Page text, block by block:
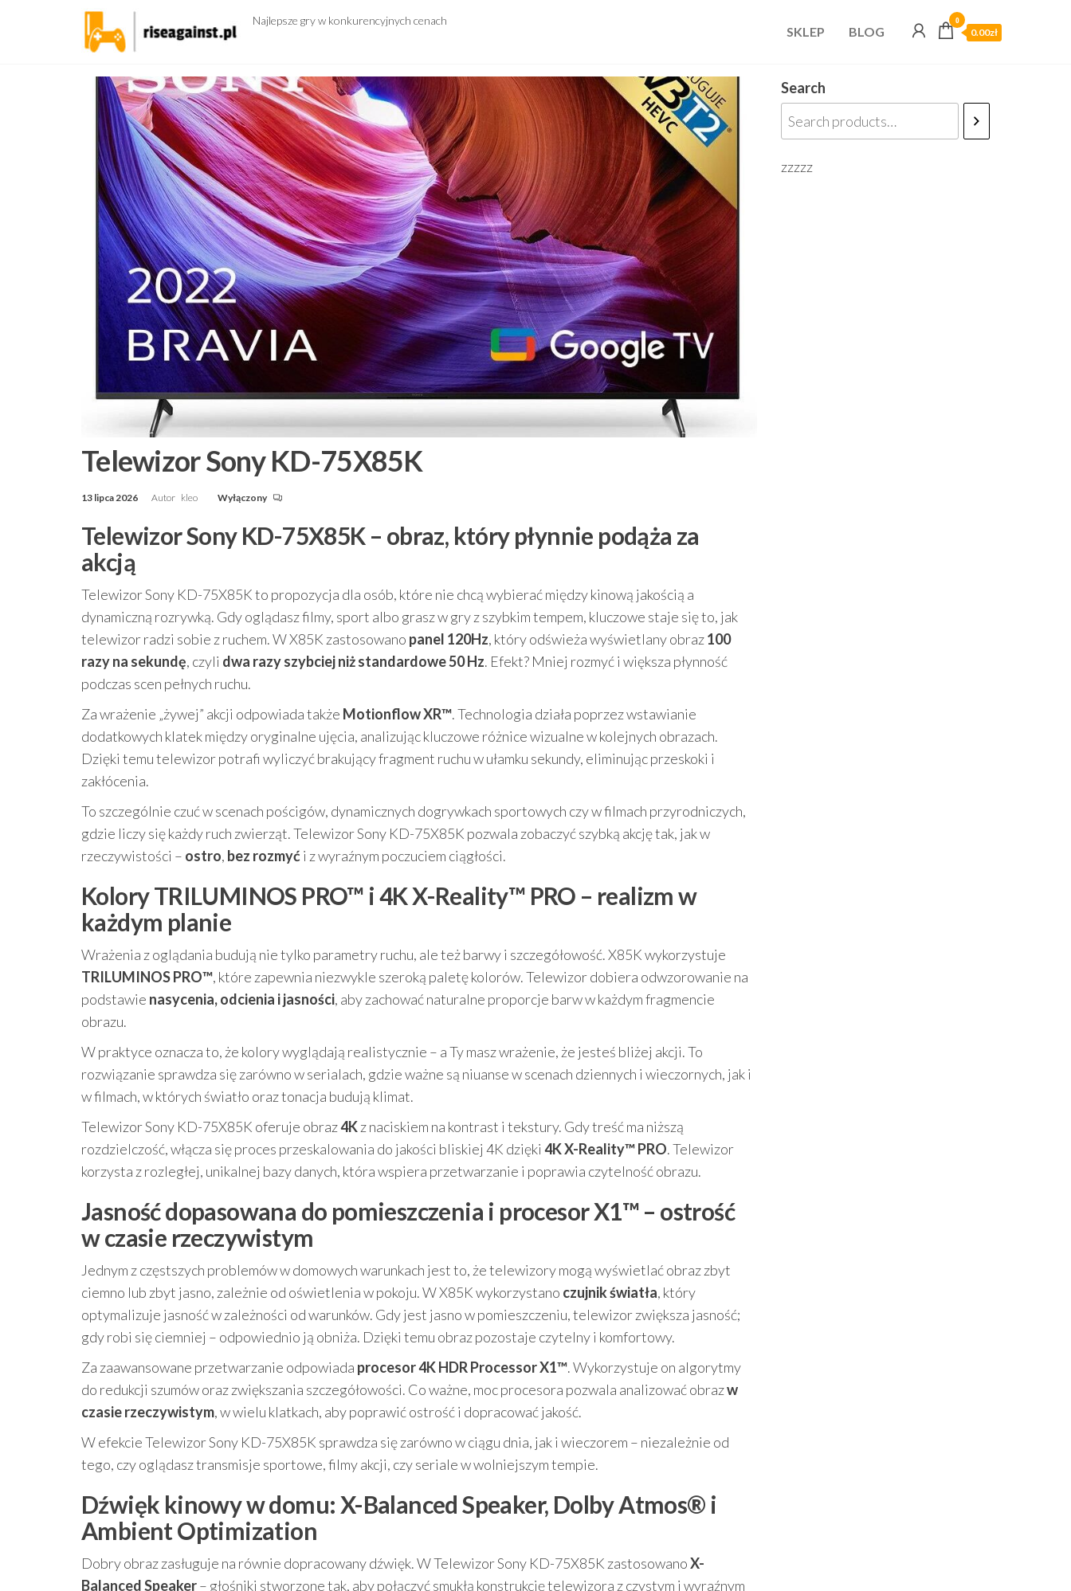
Najlepsze gry w konkurencyjnych cenach
SKLEP BLOG
0
0.00zł
Telewizor Sony KD-75X85K
13 lipca 2026 Autor kleo Wyłączony
Telewizor Sony KD-75X85K – obraz, który płynnie podąża za
akcją
Telewizor Sony KD-75X85K to propozycja dla osób, które nie chcą wybierać między kinową jakością a
dynamiczną rozrywką. Gdy oglądasz filmy, sport albo grasz w gry z szybkim tempem, kluczowe staje się to, jak
telewizor radzi sobie z ruchem. W X85K zastosowano panel 120Hz, który odświeża wyświetlany obraz100
razy na sekundę, czyli dwa razy szybciej niż standardowe 50 Hz. Efekt? Mniej rozmyć i większa płynność
podczas scen pełnych ruchu.
Za wrażenie „żywej” akcji odpowiada także Motionflow XR™. Technologia działa poprzez wstawianie
dodatkowych klatek między oryginalne ujęcia, analizując kluczowe różnice wizualne w kolejnych obrazach.
Dzięki temu telewizor potrafi wyliczyć brakujący fragment ruchu w ułamku sekundy, eliminując przeskoki i
zakłócenia.
To szczególnie czuć w scenach pościgów, dynamicznych dogrywkach sportowych czy w filmach przyrodniczych,
gdzie liczy się każdy ruch zwierząt. Telewizor Sony KD-75X85K pozwala zobaczyć szybką akcję tak, jak w
rzeczywistości – ostro, bez rozmyći z wyraźnym poczuciem ciągłości.
Kolory TRILUMINOS PRO™ i 4K X-Reality™ PRO – realizm w
każdym planie
Wrażenia z oglądania budują nie tylko parametry ruchu, ale też barwy i szczegółowość. X85K wykorzystuje
TRILUMINOS PRO™, które zapewnia niezwykle szeroką paletę kolorów. Telewizor dobiera odwzorowanie na
podstawie nasycenia, odcienia i jasności, aby zachować naturalne proporcje barw w każdym fragmencie
obrazu.
W praktyce oznacza to, że kolory wyglądają realistycznie – a Ty masz wrażenie, że jesteś bliżej akcji. To
rozwiązanie sprawdza się zarówno w serialach, gdzie ważne są niuanse w scenach dziennych i wieczornych, jak i
w filmach, w których światło oraz tonacja budują klimat.
Telewizor Sony KD-75X85K oferuje obraz4Kz naciskiem na kontrast i tekstury. Gdy treść ma niższą
rozdzielczość, włącza się proces przeskalowania do jakości bliskiej 4K dzięki 4K X-Reality™ PRO. Telewizor
korzysta z rozległej, unikalnej bazy danych, która wspiera przetwarzanie i poprawia czytelność obrazu.
Jasność dopasowana do pomieszczenia i procesor X1™ – ostrość
w czasie rzeczywistym
Jednym z częstszych problemów w domowych warunkach jest to, że telewizory mogą wyświetlać obraz zbyt
ciemno lub zbyt jasno, zależnie od oświetlenia w pokoju. W X85K wykorzystano czujnik światła, który
optymalizuje jasność w zależności od warunków. Gdy jest jasno w pomieszczeniu, telewizor zwiększa jasność;
gdy robi się ciemniej – odpowiednio ją obniża. Dzięki temu obraz pozostaje czytelny i komfortowy.
Za zaawansowane przetwarzanie odpowiada procesor 4K HDR Processor X1™. Wykorzystuje on algorytmy
do redukcji szumów oraz zwiększania szczegółowości. Co ważne, moc procesora pozwala analizować obrazw
czasie rzeczywistym, w wielu klatkach, aby poprawić ostrość i dopracować jakość.
W efekcie Telewizor Sony KD-75X85K sprawdza się zarówno w ciągu dnia, jak i wieczorem – niezależnie od
tego, czy oglądasz transmisje sportowe, filmy akcji, czy seriale w wolniejszym tempie.
Dźwięk kinowy w domu: X-Balanced Speaker, Dolby Atmos® i
Ambient Optimization
Dobry obraz zasługuje na równie dopracowany dźwięk. W Telewizor Sony KD-75X85K zastosowanoX-
Balanced Speaker– głośniki stworzone tak, aby połączyć smukłą konstrukcję telewizora z czystym i wyraźnym
Search
zzzzz